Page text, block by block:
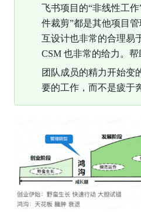
飞书项目的“非线性工作
件裁剪”都是其他项目
互设计也非常的合理易
CSM 也非常的给力。帮
团队成员的精力开始变
要的工作，而不是疲于